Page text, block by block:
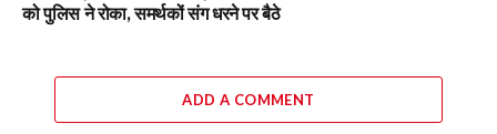
को पुलिस ने रोका, समर्थकों संग धरने पर बैठे
ADD A COMMENT